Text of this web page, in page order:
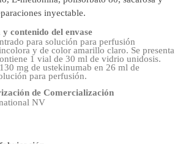
inyectable.
contenido del envase
para solución para perfusión
y de color amarillo claro. Se presenta
1 vial de 30 ml de vidrio unidosis.
mg de ustekinumab en 26 ml de
para perfusión.
de Comercialización
NV